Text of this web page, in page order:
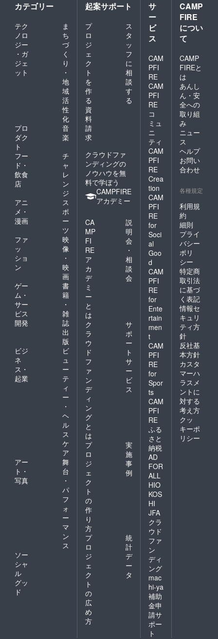
カテゴリー
テク
ノロ
ジー
・ガ
ジェ
ット
ま
ち
づ
く
り
・
地
域
活
性
化
プロ
ダク
ト
音
楽
フー
ド・
飲食
店
チ
ャ
レ
ン
ジ
アニ
メ・
漫画
ス
ポ
ー
ツ
ファ
ッ
ショ
ン
映
像
・
映
画
ゲー
ム・
サー
ビス
開発
書
籍
・
雑
誌
出
版
ビジ
ネ
ス・
起業
ビ
ュ
ー
テ
ィ
ー
・
ヘ
ル
ス
ケ
ア
アー
ト・
写真
舞
台
・
パ
フ
ォ
ー
マ
ン
ス
ソー
シャ
ル
グッ
ド
起案サポート
プ
ロ
ジ
ェ
ク
ト
を
作
る
ス
タ
ッ
フ
に
相
談
す
る
資
料
請
求
クラウドファ
ンディングの
ノウハウを無
料で学ぼう
CAMPFIRE
アカデミー
CA
MP
FI
RE
ア
カ
デ
ミ
ー
と
は
説
明
会
・
相
談
会
ク
ラ
ウ
ド
フ
ァ
ン
デ
ィ
ン
グ
と
は
サ
ポ
ー
ト
サ
ー
ビ
ス
プ
ロ
ジ
ェ
ク
ト
の
作
り
方
実
施
事
例
プ
ロ
ジ
ェ
ク
ト
の
広
め
方
統
計
デ
ー
タ
サ
ー
ビ
ス
CAM
PFI
RE
CAM
PFI
RE
コ
ミュ
ニ
ティ
CAM
PFI
RE
Crea
tion
CAM
PFI
RE
for
Soci
al
Goo
d
CAM
PFI
RE
for
Ente
rtain
men
t
CAM
PFI
RE
for
Spor
ts
CAM
PFI
RE
ふる
さと
納税
AD
FOR
ALL
HIO
KOS
HI
JFA
クラ
ウド
ファ
ン
ディ
ング
mac
hi-ya
補助
金申
請サ
ポー
ト
CAMP
FIRE
につい
て
CAMP
FIREと
は
あんし
ん・安
全への
取り組
み
ニュー
ス
ヘルプ
お問い
合わせ
各種規定
利用規
約
細則
プライ
バシー
ポリ
シー
特定商
取引法
に基づ
く表記
情報セ
キュリ
ティ方
針
反社基
本方針
カスタ
マーハ
ラスメ
ントに
対する
考え方
クッ
キーポ
リシー